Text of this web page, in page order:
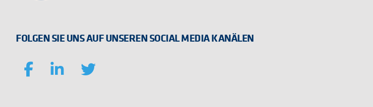
FOLGEN SIE UNS AUF UNSEREN SOCIAL MEDIA KANÄLEN